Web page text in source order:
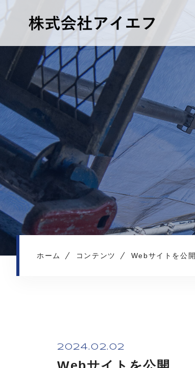
ホーム コンテンツ Webサイトを公開
2024.02.02